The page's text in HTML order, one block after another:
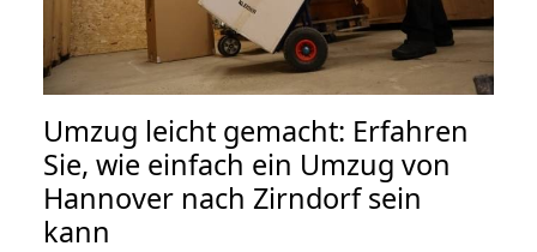
Umzug leicht gemacht: Erfahren
Sie, wie einfach ein Umzug von
Hannover nach Zirndorf sein
kann